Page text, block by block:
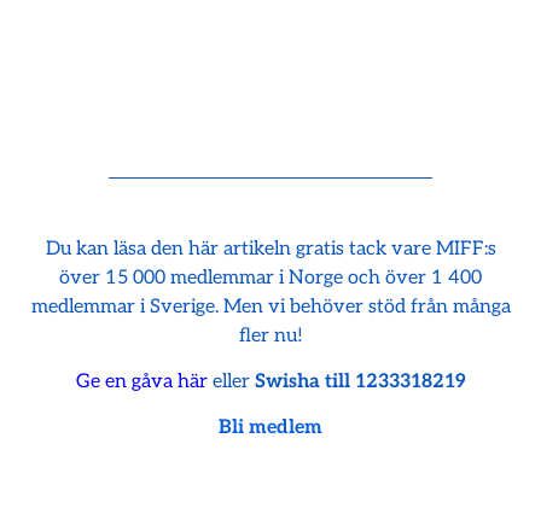
Du kan läsa den här artikeln gratis tack vare MIFF:s
över 15 000 medlemmar i Norge och över 1 400
medlemmar i Sverige. Men vi behöver stöd från många
fler nu!
Ge en gåva häreller Swisha till 1233318219
Bli medlem